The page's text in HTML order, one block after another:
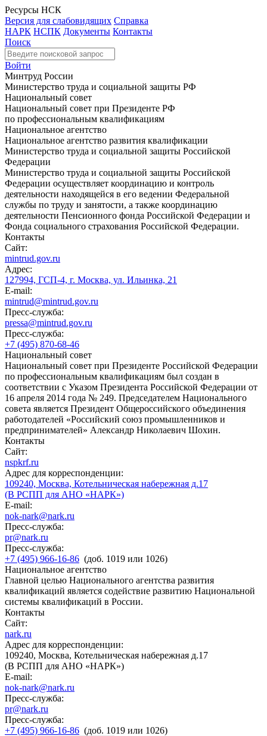
Ресурсы НСК
Версия для слабовидящих Справка
НАРК НСПК Документы Контакты
Поиск
Войти
Минтруд России
Министерство труда и социальной защиты РФ
Национальный совет
Национальный совет при Президенте РФ
по профессиональным квалификациям
Национальное агентство
Национальное агентство развития квалификации
Министерство труда и социальной защиты Российской
Федерации
Министерство труда и социальной защиты Российской
Федерации осуществляет координацию и контроль
деятельности находящейся в его ведении Федеральной
службы по труду и занятости, а также координацию
деятельности Пенсионного фонда Российской Федерации и
Фонда социального страхования Российской Федерации.
Контакты
Сайт:
mintrud.gov.ru
Адрес:
127994, ГСП-4, г. Москва, ул. Ильинка, 21
E-mail:
mintrud@mintrud.gov.ru
Пресс-служба:
pressa@mintrud.gov.ru
Пресс-служба:
+7 (495) 870-68-46
Национальный совет
Национальный совет при Президенте Российской Федерации
по профессиональным квалификациям был создан в
соответствии с Указом Президента Российской Федерации от
16 апреля 2014 года № 249. Председателем Национального
совета является Президент Общероссийского объединения
работодателей «Российский союз промышленников и
предпринимателей» Александр Николаевич Шохин.
Контакты
Сайт:
nspkrf.ru
Адрес для корреспонденции:
109240, Москва, Котельническая набережная д.17
(В РСПП для АНО «НАРК»)
E-mail:
nok-nark@nark.ru
Пресс-служба:
pr@nark.ru
Пресс-служба:
+7 (495) 966-16-86 (доб. 1019 или 1026)
Национальное агентство
Главной целью Национального агентства развития
квалификаций является содействие развитию Национальной
системы квалификаций в России.
Контакты
Сайт:
nark.ru
Адрес для корреспонденции:
109240, Москва, Котельническая набережная д.17
(В РСПП для АНО «НАРК»)
E-mail:
nok-nark@nark.ru
Пресс-служба:
pr@nark.ru
Пресс-служба:
+7 (495) 966-16-86 (доб. 1019 или 1026)